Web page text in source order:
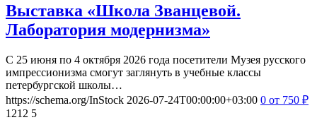
Выставка «Школа Званцевой.
Лаборатория модернизма»
С 25 июня по 4 октября 2026 года посетители Музея русского
импрессионизма смогут заглянуть в учебные классы
петербургской школы…
https://schema.org/InStock 2026-07-24T00:00:00+03:00 0 от 750 ₽
1212 5